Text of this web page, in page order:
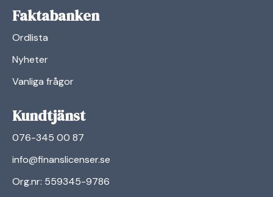
Faktabanken
Ordlista
Nyheter
Vanliga frågor
Kundtjänst
076-345 00 87
info@finanslicenser.se
Org.nr: 559345-9786